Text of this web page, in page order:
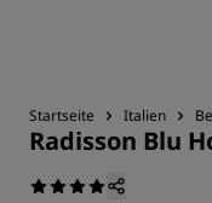
Startseite Italien
Radisson Blu